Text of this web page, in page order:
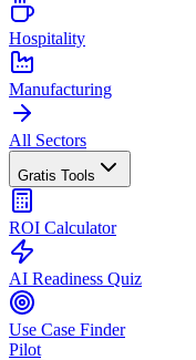
Hospitality
Manufacturing
All Sectors
Gratis Tools
ROI Calculator
AI Readiness Quiz
Use Case Finder
Pilot